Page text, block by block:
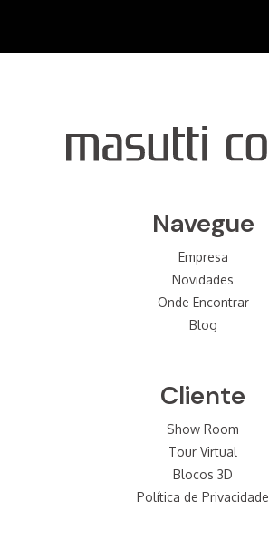
Navegue
Empresa
Novidades
Onde Encontrar
Blog
Cliente
Show Room
Tour Virtual
Blocos 3D
Política de Privacidade